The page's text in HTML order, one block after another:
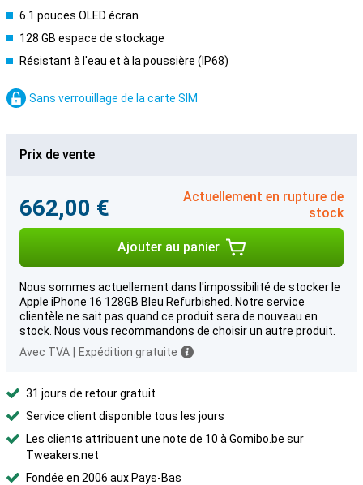
6.1 pouces OLED écran
128 GB espace de stockage
Résistant à l'eau et à la poussière (IP68)
Sans verrouillage de la carte SIM
Prix de vente
662,00 €
Actuellement en rupture de
stock
Ajouter au panier
Nous sommes actuellement dans l'impossibilité de stocker le
Apple iPhone 16 128GB Bleu Refurbished. Notre service
clientèle ne sait pas quand ce produit sera de nouveau en
stock. Nous vous recommandons de choisir un autre produit.
Avec TVA
Expédition gratuite
31 jours de retour gratuit
Service client disponible tous les jours
Les clients attribuent une note de 10 à Gomibo.be sur
Tweakers.net
Fondée en 2006 aux Pays-Bas